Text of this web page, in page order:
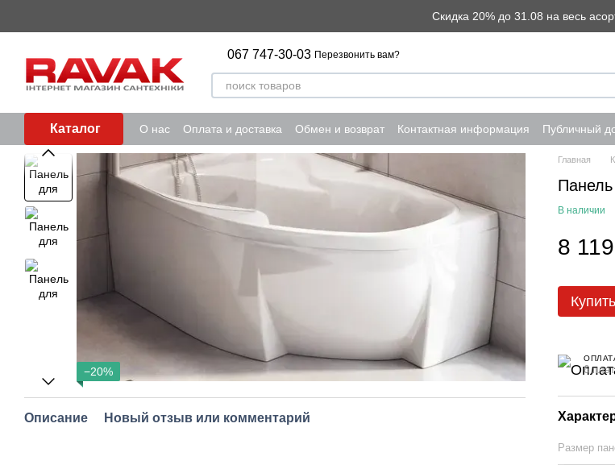
Скидка 20% до 31.08 на весь
067 747-30-03 Перезвонить вам?
Каталог О нас Оплата и доставка Обмен и возврат Контактная информация Публичный
−20%
Описание Новый отзыв или комментарий
Главная
В наличии
8
Купить
6
Размер